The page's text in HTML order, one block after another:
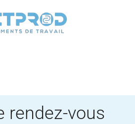
rendez-vous